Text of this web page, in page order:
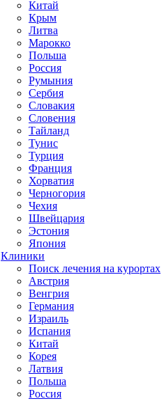
Китай
Крым
Литва
Марокко
Польша
Россия
Румыния
Сербия
Словакия
Словения
Тайланд
Тунис
Турция
Франция
Хорватия
Черногория
Чехия
Швейцария
Эстония
Япония
Клиники
Поиск лечения на курортах
Австрия
Венгрия
Германия
Израиль
Испания
Китай
Корея
Латвия
Польша
Россия